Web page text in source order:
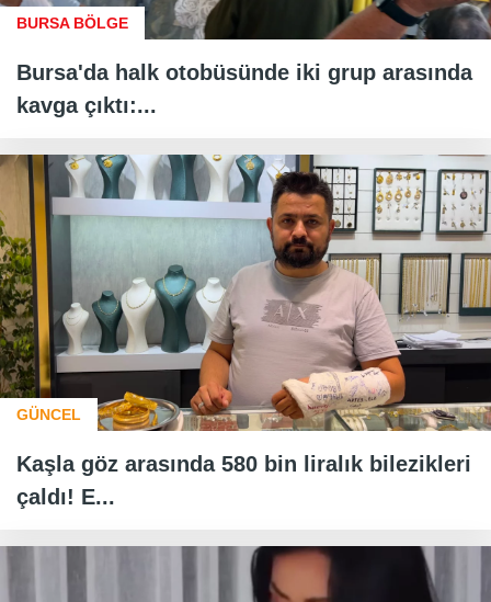
BURSA BÖLGE
Bursa'da halk otobüsünde iki grup arasında
kavga çıktı:...
GÜNCEL
Kaşla göz arasında 580 bin liralık bilezikleri
çaldı! E...